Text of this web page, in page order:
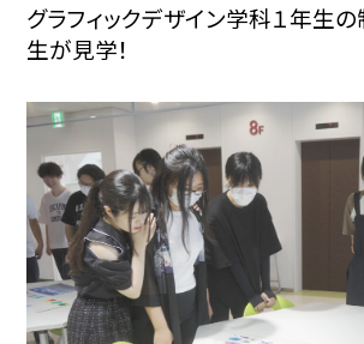
グラフィックデザイン学科１年生
生が見学！